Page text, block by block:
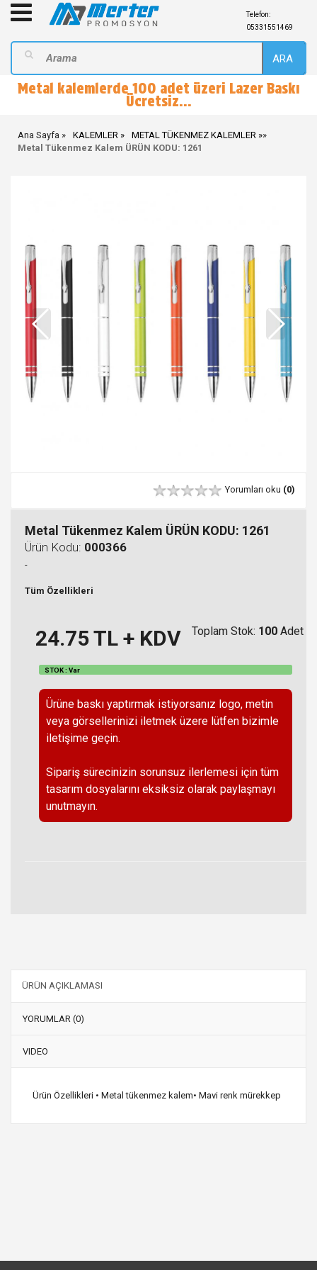
Telefon:
05331551469
ARA
Metal kalemlerde 100 adet üzeri Lazer Baskı
Ücretsiz...
Ana Sayfa KALEMLER »
METAL TÜKENMEZ KALEMLER
Metal Tükenmez Kalem ÜRÜN KODU: 1261
Yorumları oku (0)
Metal Tükenmez Kalem ÜRÜN KODU: 1261
Ürün Kodu: 000366
-
Tüm Özellikleri
24.75TL + KDV Toplam Stok: 100 Adet
STOK : Var
Ürüne baskı yaptırmak istiyorsanız logo, metin
veya görsellerinizi iletmek üzere lütfen bizimle
iletişime geçin.
Sipariş sürecinizin sorunsuz ilerlemesi için tüm
tasarım dosyalarını eksiksiz olarak paylaşmayı
unutmayın.
ÜRÜN AÇIKLAMASI
YORUMLAR (0)
VIDEO
Ürün Özellikleri • Metal tükenmez kalem• Mavi renk mürekkep